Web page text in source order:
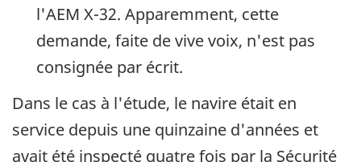
l'AEM X-32. Apparemment, cette
demande, faite de vive voix, n'est pas
consignée par écrit.
Dans le cas à l'étude, le navire était en
service depuis une quinzaine d'années et
avait été inspecté quatre fois par la Sécurité